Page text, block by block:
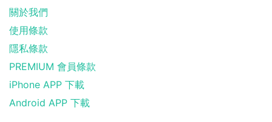
關於我們
使用條款
隱私條款
PREMIUM 會員條款
iPhone APP 下載
Android APP 下載